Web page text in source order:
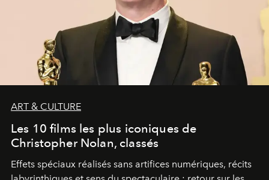
ART & CULTURE
Les 10 films les plus iconiques de
Christopher Nolan, classés
Effets spéciaux réalisés sans artifices numériques, récits